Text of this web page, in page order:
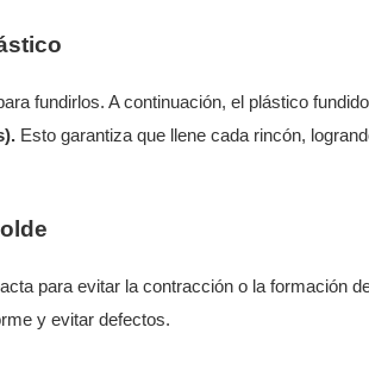
fundirlos. A continuación, el plástico
Esto garantiza que llene cada rincón,
para evitar la contracción o la formación
y evitar defectos.